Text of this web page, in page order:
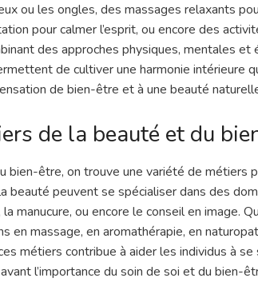
ou les ongles, des massages relaxants
pour calmer l’esprit, ou encore des
des approches physiques, mentales et
de cultiver une harmonie intérieure
de bien-être et à une beauté
de la beauté et du
bien-être, on trouve une variété de métiers
beauté peuvent se spécialiser dans des
manucure, ou encore le conseil en image.
en massage, en aromathérapie, en
métiers contribue à aider les individus à
l’importance du soin de soi et du bien-